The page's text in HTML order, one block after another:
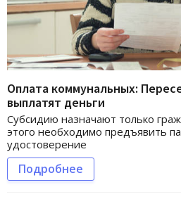
Оплата коммунальных:
выплатят деньги
Субсидию назначают только
этого необходимо предъявить
удостоверение
Подробнее